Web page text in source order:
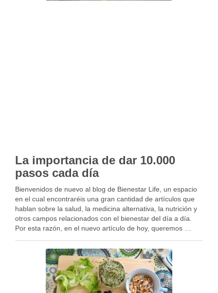
La importancia de dar 10.000
pasos cada día
Bienvenidos de nuevo al blog de Bienestar Life, un espacio
en el cual encontraréis una gran cantidad de artículos que
hablan sobre la salud, la medicina alternativa, la nutrición y
otros campos relacionados con el bienestar del día a día.
Por esta razón, en el nuevo artículo de hoy, queremos …